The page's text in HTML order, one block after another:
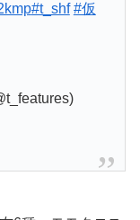
#t_shf #仮